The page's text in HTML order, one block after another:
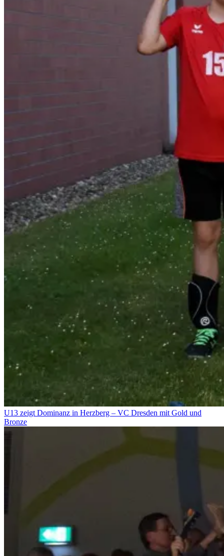
U13 zeigt Dominanz in Herzberg – VC Dresden mit Gold und
Bronze